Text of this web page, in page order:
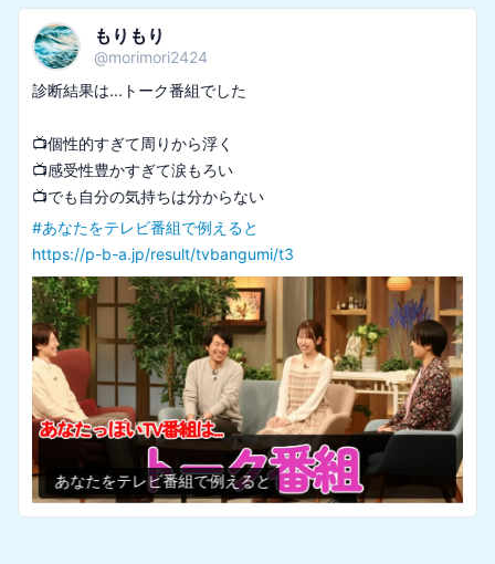
もりもり
@morimori2424
診断結果は...トーク番組でした
📺個性的すぎて周りから浮く
📺感受性豊かすぎて涙もろい
📺でも自分の気持ちは分からない
#あなたをテレビ番組で例えると
https://p-b-a.jp/result/tvbangumi/t3
あなたをテレビ番組で例えると